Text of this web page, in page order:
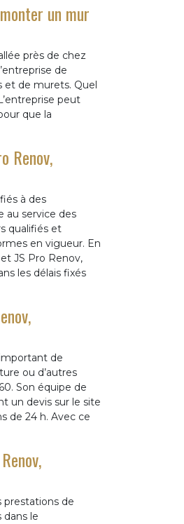
un mur
près de chez
de
et de murets. Quel
peut
que la
Renov,
à des
au service des
qualifiés et
en vigueur. En
JS Pro Renov,
les délais fixés
de
ou d’autres
Son équipe de
un devis sur le site
de 24 h. Avec ce
prestations de
le